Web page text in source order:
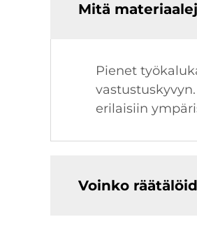
Mitä
Pienet
erilaisiin
Voinko